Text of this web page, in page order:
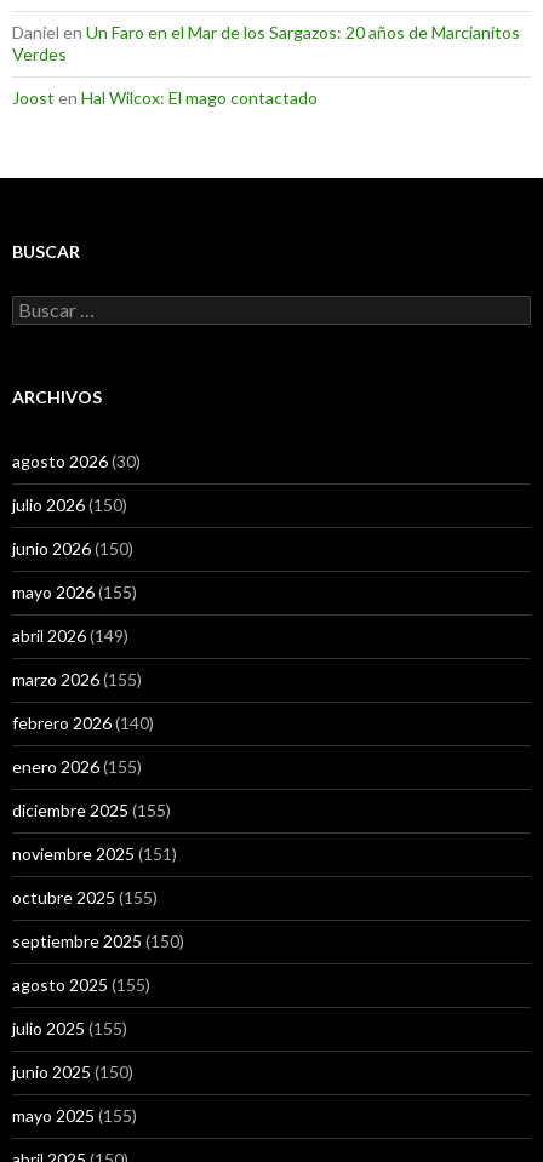
Daniel en Un Faro en el Mar de los Sargazos: 20 años de Marcianitos
Verdes
Joost en Hal Wilcox: El mago contactado
BUSCAR
Buscar:
ARCHIVOS
agosto 2026(30)
julio 2026(150)
junio 2026(150)
mayo 2026(155)
abril 2026(149)
marzo 2026(155)
febrero 2026(140)
enero 2026(155)
diciembre 2025 (155)
noviembre 2025 (151)
octubre 2025 (155)
septiembre 2025 (150)
agosto 2025 (155)
julio 2025 (155)
junio 2025 (150)
mayo 2025 (155)